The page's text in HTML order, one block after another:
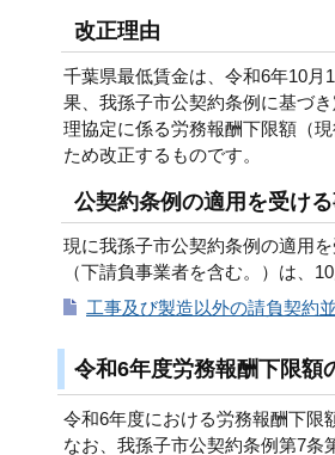
改正理由
千葉県最低賃金は、令和6年10月
果、我孫子市公契約条例に基づ
理協定に係る労務報酬下限額（
ため改正するものです。
公契約条例の適用を受け
現に我孫子市公契約条例の適用
（下請負事業者を含む。）は、
工事及び製造以外の請負契約
令和6年度労務報酬下限額
令和6年度における労務報酬下限
なお、我孫子市公契約条例第7条